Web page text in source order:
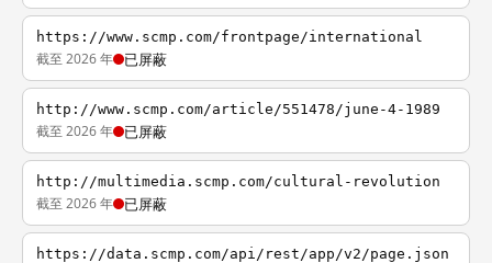
https://www.scmp.com/frontpage/international
截至 2026 年 已屏蔽
http://www.scmp.com/article/551478/june-4-1989
截至 2026 年 已屏蔽
http://multimedia.scmp.com/cultural-revolution
截至 2026 年 已屏蔽
https://data.scmp.com/api/rest/app/v2/page.json